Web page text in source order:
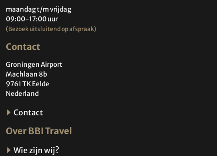
maandag t/m vrijdag
09:00-17:00 uur
(Bezoek uitsluitend op afspraak)
Contact
Groningen Airport
Machlaan 8b
9761 TK Eelde
Nederland
Contact
Over BBI Travel
Wie zijn wij?